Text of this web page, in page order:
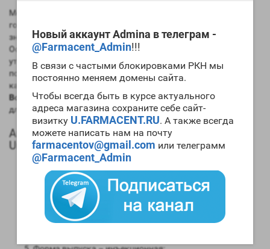
Новый аккаунт Admina в телеграм -
@Farmacent_Admin!!!
В связи с частыми блокировками РКН мы
постоянно меняем домены сайта.
Чтобы всегда быть в курсе актуального
адреса магазина сохраните себе сайт-
визитку U.FARMACENT.RU. А также всегда
можете написать нам на почту
farmacentov@gmail.com или телеграмм
@Farmacent_Admin
Молекулярная структура болденона напоминает мужской
гормон, но благодаря лишь одному изменению удалось
значительно снизить андрогенную активность препарата.
Основываясь на практическом опыте, можно смело
утверждать, что в сравнении с эфирами тестостерона вы
получите меньшие результаты на курсе болденона. Однако
качество массы при этом будет выше. Заметим, что
Boldenone Undecylenate 400mg Zhenghouвполне приемлема
для большинства билдеров.
Анаболический профиль Boldenone
Undecylenate 400mg Zhenghou
Анаболическая активность – 100 процентов в
сравнении мужским гормоном;
Андрогенная активность – 50 процентов в сравнении с
мужским гормоном;
Способность конвертироваться в женские гормоны
(ароматизация) – слабая;